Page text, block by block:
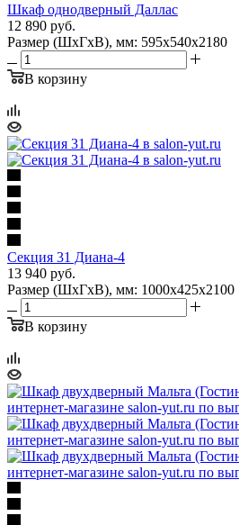
Шкаф однодверный Даллас
12 890 руб.
Размер (ШхГхВ), мм: 595х540х2180
В корзину
Секция 31 Диана-4
13 940 руб.
Размер (ШхГхВ), мм: 1000х425х2100
В корзину